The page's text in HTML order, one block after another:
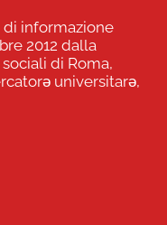
di informazione
2012 dalla
di Roma,
universitarə,